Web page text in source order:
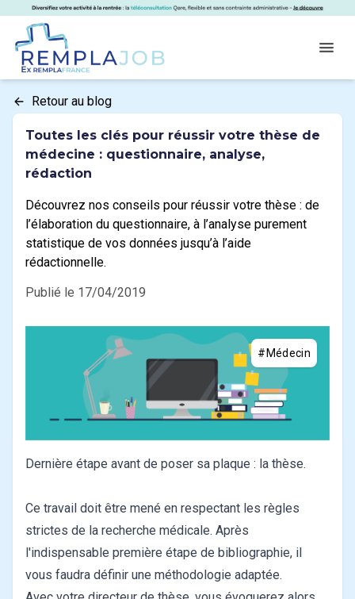
RemplaJob
Retour au blog
Toutes les clés pour réussir votre thèse de
médecine : questionnaire, analyse,
rédaction
Découvrez nos conseils pour réussir votre thèse : de
l’élaboration du questionnaire, à l’analyse purement
statistique de vos données jusqu’à l’aide
rédactionnelle.
Publié le 17/04/2019
#Médecin
Dernière étape avant de poser sa plaque : la thèse.
Ce travail doit être mené en respectant les règles
strictes de la recherche médicale. Après
l'indispensable première étape de bibliographie, il
vous faudra définir une méthodologie adaptée.
Panneau de gestion des cookies